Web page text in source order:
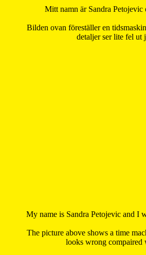
Mitt namn är Sandra
Bilden ovan föreställer en
detaljer ser lite fel ut
My name is Sandra Petojevic and I
The picture above shows a time
looks wrong compaired